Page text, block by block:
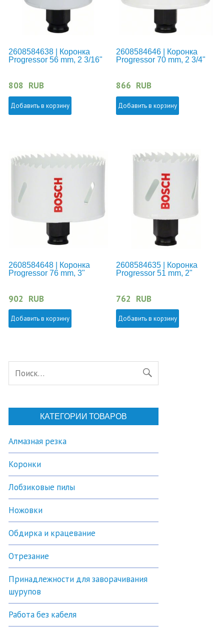
2608584638 | Коронка
Progressor 56 mm, 2 3/16"
808 RUB
Добавить в корзину
2608584646 | Коронка
Progressor 70 mm, 2 3/4"
866 RUB
Добавить в корзину
2608584648 | Коронка
Progressor 76 mm, 3"
902 RUB
Добавить в корзину
2608584635 | Коронка
Progressor 51 mm, 2"
762 RUB
Добавить в корзину
КАТЕГОРИИ ТОВАРОВ
Алмазная резка
Коронки
Лобзиковые пилы
Ножовки
Обдирка и крацевание
Отрезание
Принадлежности для заворачивания
шурупов
Работа без кабеля